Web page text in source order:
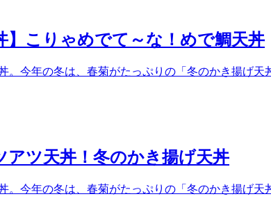
】こりゃめでて～な！めで鯛天丼
。今年の冬は、春菊がたっぷりの「冬のかき揚げ天
アツ天丼！冬のかき揚げ天丼
。今年の冬は、春菊がたっぷりの「冬のかき揚げ天